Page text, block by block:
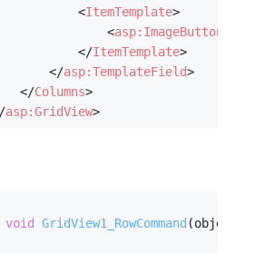
<ItemTemplate>
<asp:ImageButton
</ItemTemplate>
</asp:TemplateField>
</Columns>
asp:GridView>
void GridView1_RowCommand (object